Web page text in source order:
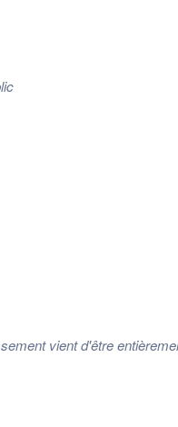
vient d'être